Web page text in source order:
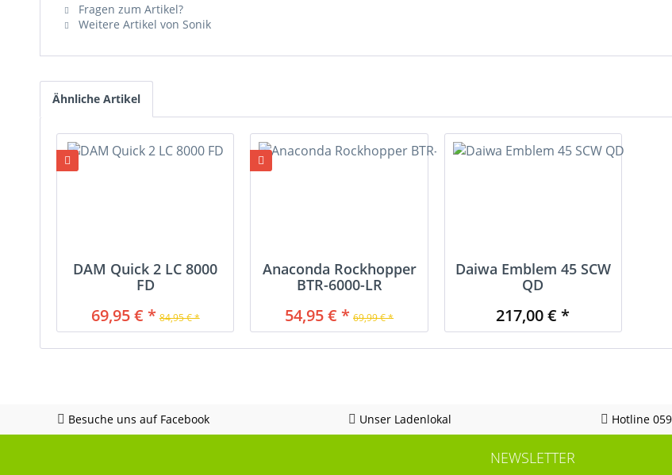
Fragen zum Artikel?
Weitere Artikel von Sonik
Ähnliche Artikel
DAM Quick 2 LC 8000
FD
69,95 € * 84,95 € *
Anaconda Rockhopper
BTR-6000-LR
54,95 € * 69,99 € *
Daiwa Emblem 45 SCW
QD
217,00 € *
Besuche uns auf Facebook Unser Ladenlokal Hotline
NEWSLETTER